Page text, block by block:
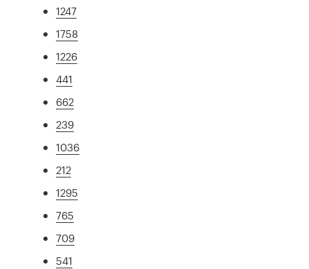
1247
1758
1226
441
662
239
1036
212
1295
765
709
541